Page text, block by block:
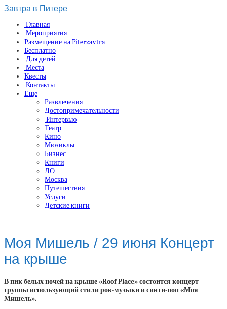
Завтра в Питере
Главная
Мероприятия
Размещение на Piterzavtra
Бесплатно
Для детей
Места
Квесты
Контакты
Еще
Развлечения
Достопримечательности
Интервью
Театр
Кино
Мюзиклы
Бизнес
Книги
ЛО
Москва
Путешествия
Услуги
Детские книги
Моя Мишель / 29 июня Концерт
на крыше
В пик белых ночей на крыше «Roof Place» состоится концерт
группы использующий стили рок-музыки и синти-поп «Моя
Мишель».